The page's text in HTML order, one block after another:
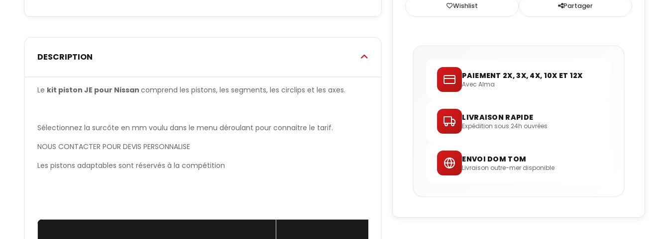
DESCRIPTION
Le kit piston JE pour Nissan comprend les pistons, les segments, les circlips et les axes.
Sélectionnez la surcôte en mm voulu dans le menu déroulant pour connaitre le tarif.
NOUS CONTACTER POUR DEVIS PERSONNALISE
Les pistons adaptables sont réservés à la compétition
Wishlist Partager
PAIEMENT 2X, 3X, 4X, 10X ET 12X
Avec Alma
LIVRAISON RAPIDE
Expédition sous 24h ouvrées
ENVOI DOM TOM
Livraison outre-mer disponible